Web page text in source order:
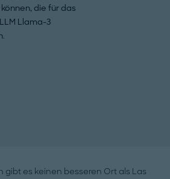
die für das
Llama-3
gibt es keinen besseren Ort als Las